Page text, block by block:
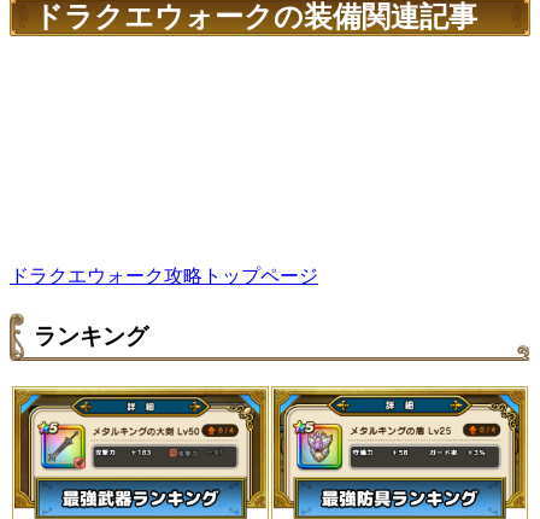
ドラクエウォークの装備関連記事
ドラクエウォーク攻略トップページ
ランキング